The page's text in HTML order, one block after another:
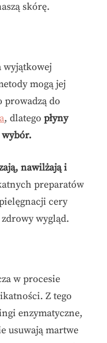
skórę.
wyjątkowej
mogą jej
prowadzą do
, dlatego płyny
wybór.
nawilżają i
preparatów
cery
wygląd.
w procesie
Z tego
enzymatyczne,
usuwają martwe